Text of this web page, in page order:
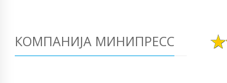
КОМПАНИЈА МИНИПРЕСС